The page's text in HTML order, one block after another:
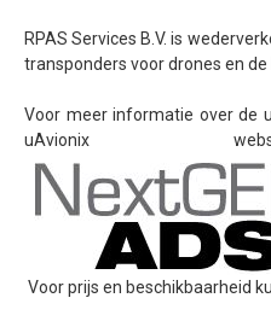
RPAS Services B.V. is
transponders voor drones en
Voor meer informatie over de
uAvionix
Voor prijs en beschikbaarheid